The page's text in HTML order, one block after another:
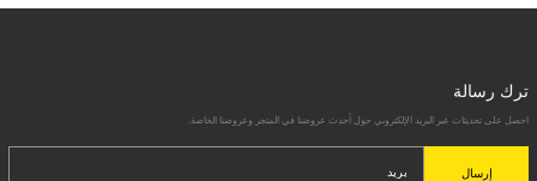
ترك رسالة
احصل على تحديثات عبر البريد الإلكتروني حول أحدث عروضنا في المتجر وعروضنا الخاصة.
إرسال